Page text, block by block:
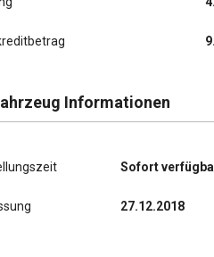
Informationen
Sofort
27.12.2018